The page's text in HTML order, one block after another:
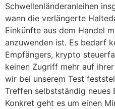
Schwellenländeranleihen
wann die verlängerte
Einkünfte aus dem Handel
anzuwenden ist. Es bedarf
Empfängers, krypto
keinen Zugriff mehr auf
wir bei unserem Test
Treffen selbstständig neues
Konkret geht es um einen